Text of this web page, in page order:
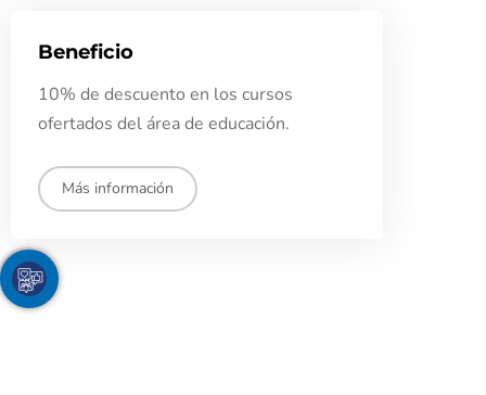
Beneficio
10% de descuento en los cursos
ofertados del área de educación.
Más información
Youtube
Facebook
Twitter
TikTok
Instagram